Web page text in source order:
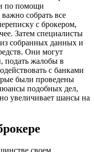
по помощи
собрать все
с брокером,
Затем специалисты
собранных данных и
Они могут
подать жалобы в
с банками
были проведены
подобных дел,
увеличивает шансы на
своем